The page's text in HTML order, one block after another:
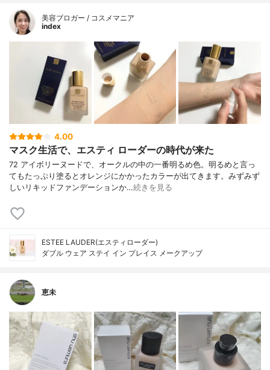
美容ブロガー / コスメマニア
index
4.00
マスク生活で、エスティ ローダーの時代が来た
72 アイボリーヌードで、オークルの中の一番明るめ色。明るめと言っ
てもたっぷり塗るとオレンジにかかったカラーが出てきます。みずみず
しいリキッドファンデーションか…続きを見る
ESTEE LAUDER(エスティローダー)
ダブル ウェア ステイ イン プレイス メークアップ
恵未